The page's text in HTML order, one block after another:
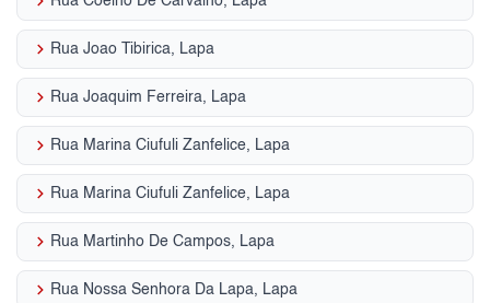
keyboard_arrow_right Rua Joao Tibirica, Lapa
keyboard_arrow_right Rua Joaquim Ferreira, Lapa
keyboard_arrow_right Rua Marina Ciufuli Zanfelice, Lapa
keyboard_arrow_right Rua Marina Ciufuli Zanfelice, Lapa
keyboard_arrow_right Rua Martinho De Campos, Lapa
keyboard_arrow_right Rua Nossa Senhora Da Lapa, Lapa